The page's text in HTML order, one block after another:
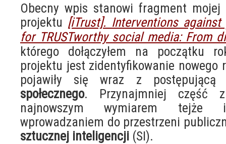
Obecny wpis stanowi fragment
projektu [iTrust]. Interventions
for TRUSTworthy social media: From
którego dołączyłem na początku
projektu jest zidentyfikowanie nowego
pojawiły się wraz z
społecznego. Przynajmniej
najnowszym wymiarem tejże
wprowadzaniem do przestrzeni
sztucznej inteligencji (SI).